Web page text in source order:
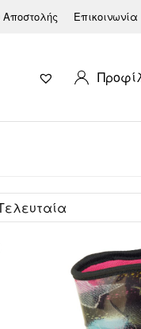
Αποστολής Επικοινωνία